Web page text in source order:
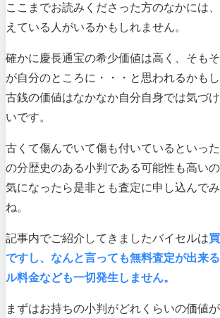
ここまでお読みくださった方のなかには
えている人がいるかもしれません。
確かに慶長通宝の希少価値は高く、そも
が自分のところに・・・と思われるかもし
古銭の価値はなかなか自分自身では気づ
いです。
古くて傷んでいて傷も付いているといっ
の分歴史のある小判である可能性も高い
気になったら是非とも査定に申し込んで
ね。
記事内でご紹介してきましたバイセルは
ですし、なんと言っても無料査定が出来
ル料金なども一切発生しません。
まずはお持ちの小判がどれくらいの価値